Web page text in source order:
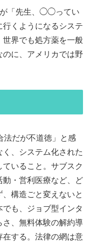
が「先生、◯◯ってい
行くようになるシステ
世界でも処方薬を一般
に、アメリカでは野
法だが不道徳」と感
、システム化された
いること。サブスク
・営利医療など、ど
構造ごと変えないと
も、ジョブ型インタ
、無料体験の解約導
する。法律の網は意